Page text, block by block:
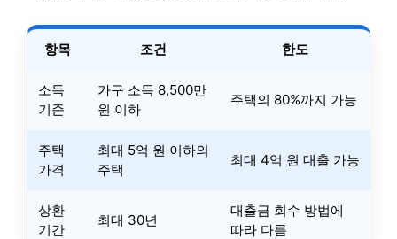
항목 조건 한도
소득
기준
가구 소득 8,500만
원 이하
주택의 80%까지 가능
주택
가격
최대 5억 원 이하의
주택
최대 4억 원 대출 가능
상환
기간
최대 30년
대출금 회수 방법에
따라 다름